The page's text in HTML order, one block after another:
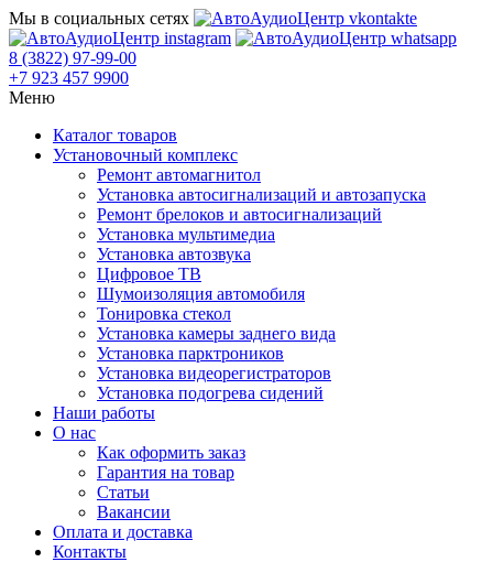
Мы в социальных сетях
8 (3822) 97-99-00
+7 923 457 9900
Меню
Каталог товаров
Установочный комплекс
Ремонт автомагнитол
Установка автосигнализаций и автозапуска
Ремонт брелоков и автосигнализаций
Установка мультимедиа
Установка автозвука
Цифровое ТВ
Шумоизоляция автомобиля
Тонировка стекол
Установка камеры заднего вида
Установка парктроников
Установка видеорегистраторов
Установка подогрева сидений
Наши работы
О нас
Как оформить заказ
Гарантия на товар
Статьи
Вакансии
Оплата и доставка
Контакты